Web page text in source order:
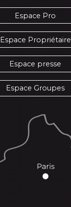
Espace Pro
Espace Propriétaire
Espace presse
Espace Groupes